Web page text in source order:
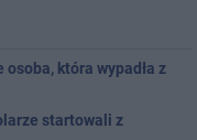
która wypadła z
startowali z